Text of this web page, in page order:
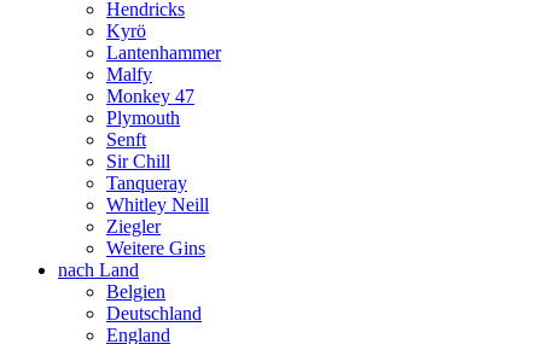
Hendricks
Kyrö
Lantenhammer
Malfy
Monkey 47
Plymouth
Senft
Sir Chill
Tanqueray
Whitley Neill
Ziegler
Weitere Gins
nach Land
Belgien
Deutschland
England